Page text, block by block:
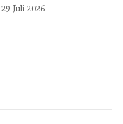
29 Juli 2026